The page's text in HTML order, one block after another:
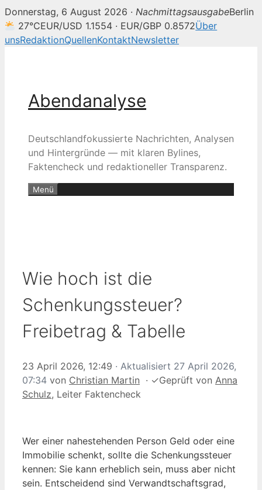
Donnerstag, 6 August 2026 · NachmittagsausgabeBerlin
27°CEUR/USD 1.1554 · EUR/GBP 0.8572Über
unsRedaktionQuellenKontaktNewsletter
Abendanalyse
Deutschlandfokussierte Nachrichten, Analysen
und Hintergründe — mit klaren Bylines,
Faktencheck und redaktioneller Transparenz.
Menü
Wie hoch ist die
Schenkungssteuer?
Freibetrag & Tabelle
23 April 2026, 12:49 · Aktualisiert 27 April 2026,
07:34 von Christian Martin · ✓Geprüft von Anna
Schulz, Leiter Faktencheck
Wer einer nahestehenden Person Geld oder eine
Immobilie schenkt, sollte die Schenkungssteuer
kennen: Sie kann erheblich sein, muss aber nicht
sein. Entscheidend sind Verwandtschaftsgrad,